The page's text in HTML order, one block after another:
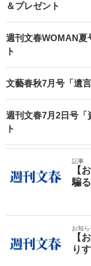
＆プレゼント
週刊文春WOMAN夏
ト
文藝春秋7月号「遺
週刊文春7月2日号
ト
記事
【
騙
お知ら
【
り